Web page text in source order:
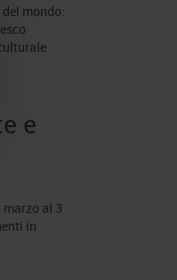
mondo:
e
al 3
in